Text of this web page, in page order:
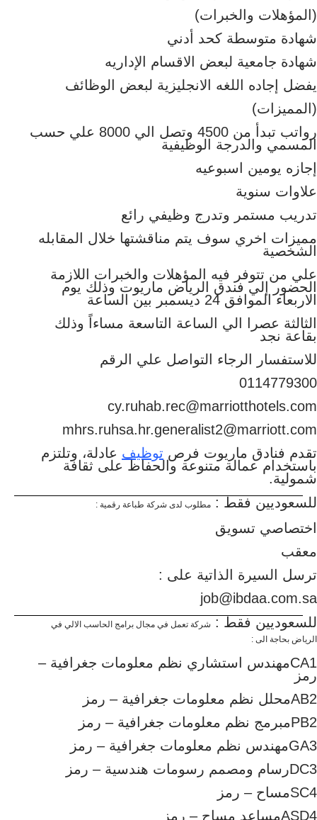
(المؤهلات والخبرات)
شهادة متوسطة كحد أدني
شهادة جامعية لبعض الاقسام الإداريه
يفضل إجاده اللغه الانجليزية لبعض الوظائف
(المميزات)
رواتب تبدأ من 4500 وتصل الي 8000 علي حسب
المسمي والدرجة الوظيفية
إجازه يومين اسبوعيه
علاوات سنوية
تدريب مستمر وتدرج وظيفي رائع
مميزات اخري سوف يتم مناقشتها خلال المقابله
الشخصية
علي من تتوفر فيه المؤهلات والخبرات اللازمة
الحضور إلي فندق الرياض ماريوت وذلك يوم
الاربعاء الموافق 24 ديسمبر بين الساعة
الثالثة عصرا الي الساعة التاسعة مساءاً وذلك
بقاعة نجد
للاستفسار الرجاء التواصل علي الرقم
0114779300
cy.ruhab.rec@marriotthotels.com
mhrs.ruhsa.hr.generalist2@marriott.com
تقدم فنادق ماريوت فرص توظيف عادلة، وتلتزم
باستخدام عمالة متنوعة والحفاظ على ثقافة
شمولية.
للسعوديين فقط : مطلوب لدى شركة طباعة رقمية :
اختصاصي تسويق
معقب
ترسل السيرة الذاتية على :
job@ibdaa.com.sa
للسعوديين فقط : شركة تعمل في مجال برامج الحاسب الالي في
الرياض بحاجة الى :
CA1مهندس استشاري نظم معلومات جغرافية –
رمز
AB2محلل نظم معلومات جغرافية – رمز
PB2مبرمج نظم معلومات جغرافية – رمز
GA3مهندس نظم معلومات جغرافية – رمز
DC3رسام ومصمم رسومات هندسية – رمز
SC4مساح – رمز
ASD4مساعد مساح – رمز